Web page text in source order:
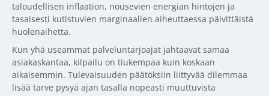
taloudellisen inflaation, nousevien energian hintojen ja
tasaisesti kutistuvien marginaalien aiheuttaessa päivittäistä
huolenaihetta.
Kun yhä useammat palveluntarjoajat jahtaavat samaa
asiakaskantaa, kilpailu on tiukempaa kuin koskaan
aikaisemmin. Tulevaisuuden päätöksiin liittyvää dilemmaa
lisää tarve pysyä ajan tasalla nopeasti muuttuvista